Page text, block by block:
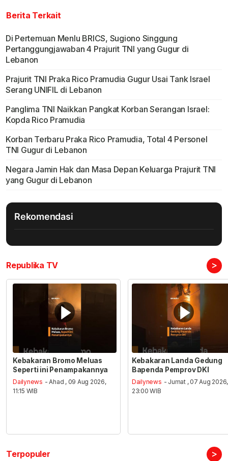
Berita Terkait
Di Pertemuan Menlu BRICS, Sugiono Singgung
Pertanggungjawaban 4 Prajurit TNI yang Gugur di
Lebanon
Prajurit TNI Praka Rico Pramudia Gugur Usai Tank Israel
Serang UNIFIL di Lebanon
Panglima TNI Naikkan Pangkat Korban Serangan Israel:
Kopda Rico Pramudia
Korban Terbaru Praka Rico Pramudia, Total 4 Personel
TNI Gugur di Lebanon
Negara Jamin Hak dan Masa Depan Keluarga Prajurit TNI
yang Gugur di Lebanon
Rekomendasi
Republika TV >
Kebakaran Bromo Meluas
Seperti ini Penampakannya
Dailynews - Ahad , 09 Aug 2026,
11:15 WIB
Kebakaran Landa Gedung
Bapenda Pemprov DKI
Dailynews - Jumat , 07 Aug 2026,
23:00 WIB
Terpopuler >